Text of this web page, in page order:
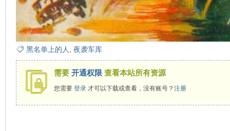
黑名单上的人 夜袭车库
需要 开通权限 查看本站所有资源
您需要 登录才可以下载或查看，没有账号？ 注册